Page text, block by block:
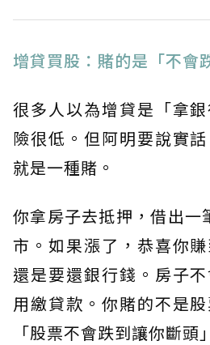
增貸買股：賭的是「不會
很多人以為增貸是「拿
險很低。但阿明要說實
就是一種賭。
你拿房子去抵押，借出
市。如果漲了，恭喜你
還是要還銀行錢。房子
用繳貸款。你賭的不是
「股票不會跌到讓你斷頭